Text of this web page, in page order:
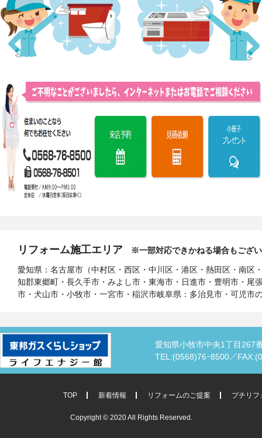
リフォーム施工エリア ※一部対応できかねる場合もござ
愛知県：名古屋市（中村区・西区・中川区・港区・熱田区・南
知郡東郷町・長久手市・みよし市・東海市・日進市・豊明市・
市・犬山市・小牧市・一宮市・稲沢市岐阜県：多治見市・可児市
愛知県小牧市中央1丁目267
TEL:(0568)76ｰ8500／
TOP 新着情報 リフォームのご提案 プチリフ
Copyright © 2020 All Rights Reserved.